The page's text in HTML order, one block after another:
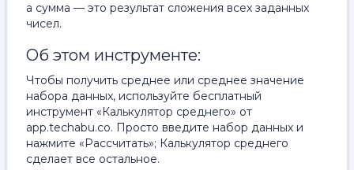
а сумма — это результат сложения всех заданных
чисел.
Об этом инструменте:
Чтобы получить среднее или среднее значение
набора данных, используйте бесплатный
инструмент «Калькулятор среднего» от
app.techabu.co. Просто введите набор данных и
нажмите «Рассчитать»; Калькулятор среднего
сделает все остальное.